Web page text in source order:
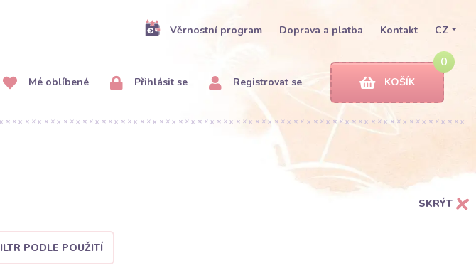
Věrnostní program Doprava a platba Kontakt CZ
Mé oblíbené Přihlásit se Registrovat se
0
KOŠÍK
SKRÝT
PODLE POUŽITÍ